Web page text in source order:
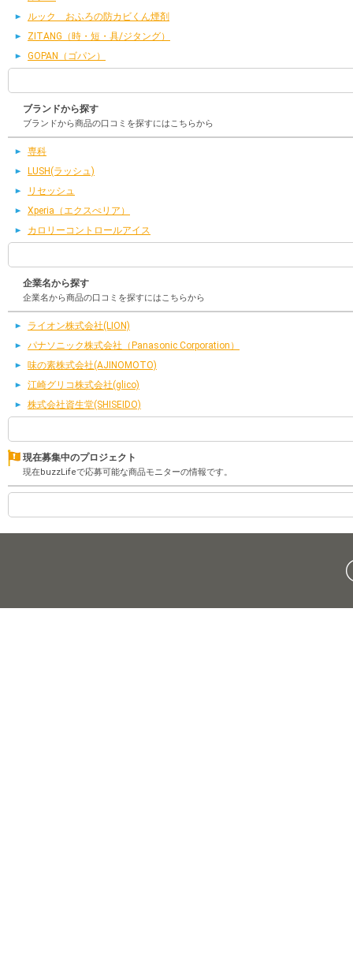
ルック おふろの防カビくん煙剤
ZITANG（時・短・具/ジタング）
GOPAN（ゴパン）
ブランドから探す
ブランドから商品の口コミを探すにはこちらから
専科
LUSH(ラッシュ)
リセッシュ
Xperia（エクスぺリア）
カロリーコントロールアイス
企業名から探す
企業名から商品の口コミを探すにはこちらから
ライオン株式会社(LION)
パナソニック株式会社（Panasonic Corporation）
味の素株式会社(AJINOMOTO)
江崎グリコ株式会社(glico)
株式会社資生堂(SHISEIDO)
現在募集中のプロジェクト
現在buzzLifeで応募可能な商品モニターの情報です。